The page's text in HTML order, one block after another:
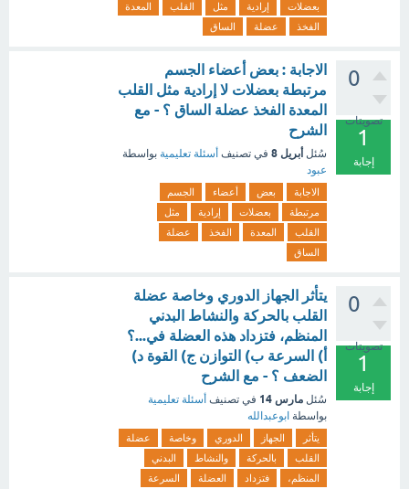
بعضلات
إرادية مثل القلب
المعدة
الفخذ
عضلة الساق
0
تصويتات
1
إجابة
الاجابة : بعض أعضاء الجسم
مرتبطة بعضلات لا إرادية مثل القلب
المعدة الفخذ عضلة الساق ؟ - مع
الشرح
سُئل أبريل 8 في تصنيف أسئلة تعليمية بواسطة
عبود
الاجابة بعض أعضاء
الجسم
مرتبطة
بعضلات إرادية
مثل
القلب
المعدة الفخذ
عضلة
الساق
0
تصويتات
1
إجابة
يتأثر الجهاز الدوري وخاصة عضلة
القلب بالحركة والنشاط البدني
المنظم، فتزداد هذه العضلة في...؟
أ) السرعة ب) التوازن ج) القوة د)
الضعف ؟ - مع الشرح
سُئل مارس 14 في تصنيف أسئلة تعليمية
بواسطة ابوعبدالله
يتأثر الجهاز الدوري وخاصة
عضلة
القلب
بالحركة والنشاط
البدني
المنظم،
فتزداد العضلة
السرعة